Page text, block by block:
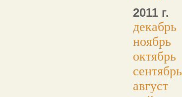
2011 г.
декабрь
ноябрь
октябрь
сентябрь
август